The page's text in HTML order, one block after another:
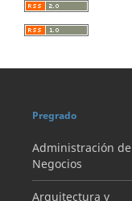
Pregrado
Administración de
Negocios
Arquitectura y